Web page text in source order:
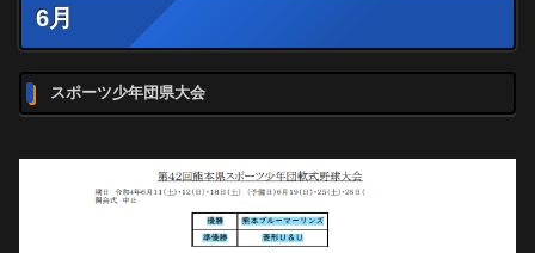
6月
スポーツ少年団県大会